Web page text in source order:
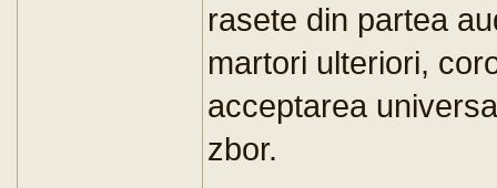
rasete din partea
martori ulteriori,
acceptarea
zbor.